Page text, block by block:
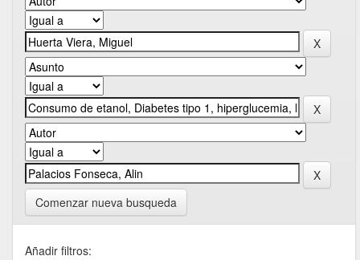
Comenzar nueva busqueda
Añadir filtros: